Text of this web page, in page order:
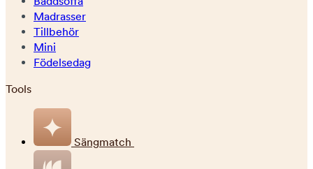
Madrasser
Tillbehör
Mini
Födelsedag
Tools
Sängmatch